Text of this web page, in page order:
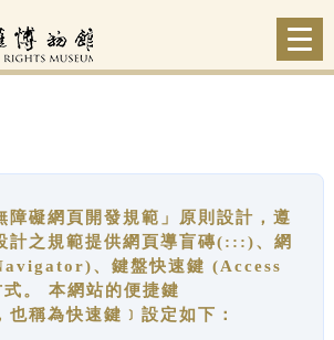
障礙網頁開發規範」原則設計，遵
計之規範提供網頁導盲磚(:::)、網
、鍵盤快速鍵 (Access
。 本網站的便捷鍵
也稱為快速鍵﹞設定如下：